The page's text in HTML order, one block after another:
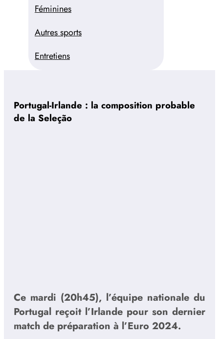
Féminines
Autres sports
Entretiens
Portugal-Irlande : la composition probable
de la Seleção
Ce mardi (20h45), l’équipe nationale du
Portugal reçoit l’Irlande pour son dernier
match de préparation à l’Euro 2024.